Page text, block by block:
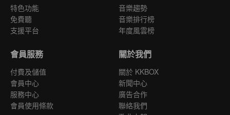
特色功能
免費聽
支援平台
音樂趨勢
音樂排行榜
年度風雲榜
會員服務
付費及儲值
會員中心
服務中心
會員使用條款
關於我們
關於 KKBOX
新聞中心
廣告合作
聯絡我們